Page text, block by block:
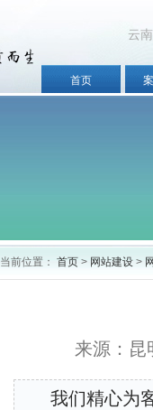
云
首页
当前位置： 首页 > 网站建设 >
来源：
我们精心为